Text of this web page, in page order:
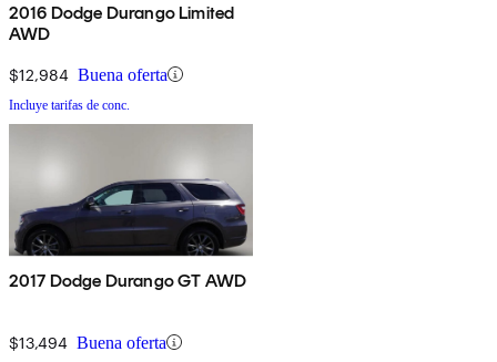
2016 Dodge Durango Limited
AWD
$12,984 Buena oferta
Incluye tarifas de conc.
2017 Dodge Durango GT AWD
$13,494 Buena oferta